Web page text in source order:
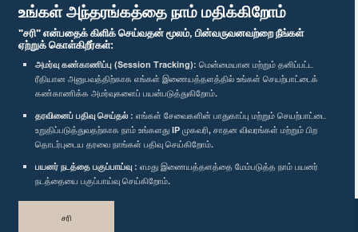
உங்கள் அந்தரங்கத்தை நாம் மதிக்கிறோம்
"சரி" என்பதைக் கிளிக் செய்வதன் மூலம், பின்வருவனவற்றை நீங்கள்
ஏற்றுக் கொள்கிறீர்கள்:
அமர்வு கண்காணிப்பு (Session Tracking): மென்மையான மற்றும் தனிப்பட்ட
ரீதியான அனுபவத்திற்காக எங்கள் இணையத்தளத்தில் உங்கள் செயற்பாட்டைக்
கண்காணிக்க அமர்வுகளைப் பயன்படுத்துகிறோம்.
தரவினைப் பதிவு செய்தல் : எங்கள் சேவைகளின் பாதுகாப்பு மற்றும் செயற்பாட்டை
உறுதிப்படுத்துவதற்காக நாம் உங்களது IP முகவரி, சாதன விவரங்கள் மற்றும் பிற
தொடர்புடைய தரவை நாங்கள் பதிவு செய்கிறோம்.
பயனர் நடத்தை பகுப்பாய்வு : எமது இணையத்தளத்தை மேம்படுத்த நாம் பயனர்
நடத்தையை பகுப்பாய்வு செய்கிறோம்.
சரி
எம்மை பின்தொடர்க :
விருதுகள்
தனியுரிமைக் கொள்கை